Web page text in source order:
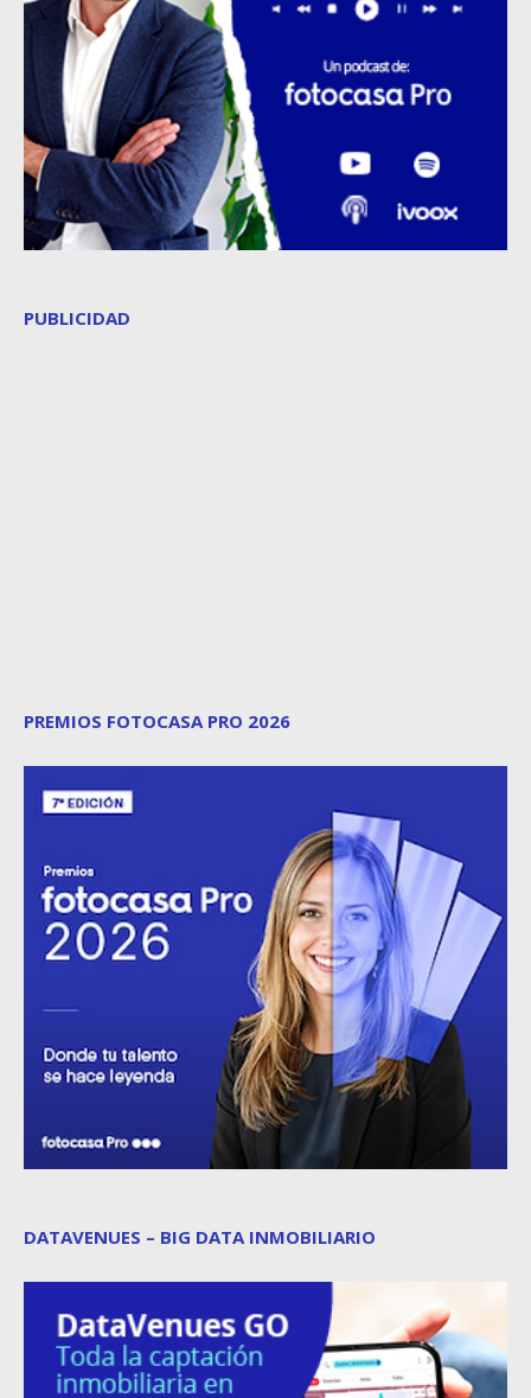
PUBLICIDAD
PREMIOS FOTOCASA PRO 2026
DATAVENUES – BIG DATA INMOBILIARIO